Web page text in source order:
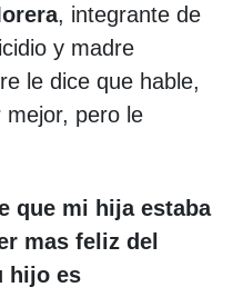
, integrante de
y madre
le dice que hable,
mejor, pero le
que mi hija estaba
mas feliz del
hijo es